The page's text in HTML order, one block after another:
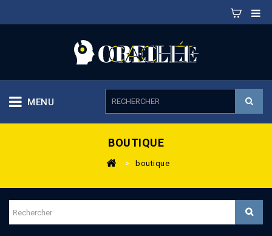
MENU
BOUTIQUE
> boutique